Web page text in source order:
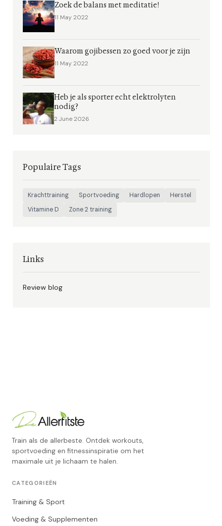
Zoek de balans met meditatie!
11 May 2022
Waarom gojibessen zo goed voor je zijn
11 May 2022
Heb je als sporter echt elektrolyten
nodig?
2 June 2026
Populaire Tags
Krachttraining Sportvoeding Hardlopen
Herstel
Vitamine D
Zone 2 training
Links
Review blog
Train als de allerbeste. Ontdek workouts,
sportvoeding en fitnessinspiratie om het
maximale uit je lichaam te halen.
CATEGORIEËN
Training & Sport
Voeding & Supplementen